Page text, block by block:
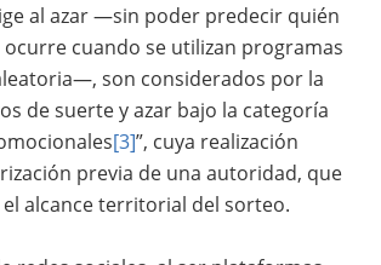
al azar —sin poder predecir quién
cuando se utilizan programas
son considerados por la
de suerte y azar bajo la categoría
[3]”, cuya realización
previa de una autoridad, que
alcance territorial del sorteo.